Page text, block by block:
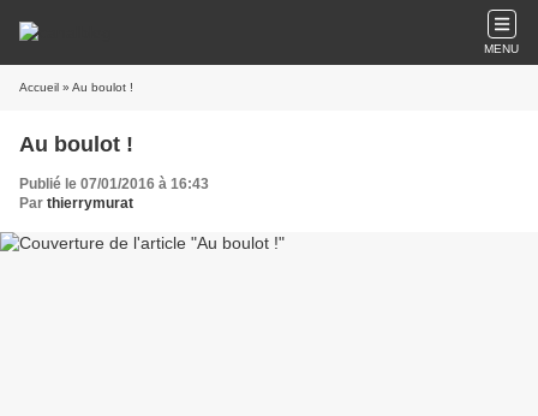
MENU
Accueil » Au boulot !
Au boulot !
Publié le 07/01/2016 à 16:43
Par thierrymurat